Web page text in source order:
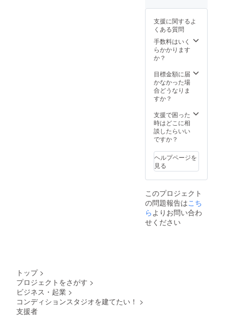
毎日を過ご
せるよう
に。
そのため
に、サロン
での施術や
レッスンに
とどまら
ず、地域の
イベントや
健康講座な
どにも積極
的に取り組
んでいま
す。
これから
も、長崎に
暮らす人た
んので
ご了承
くださ
い。 店
舗：大
橋駅周
道沿い
（詳細
な住所
にて共
有しま
す） 備
考欄に
の記載
をお願
い致し
ます。
にて公
式LINE
へ案内
させて
いただ
舗：大
辺 新
浦上街
道沿い
（詳細
な住所
ご連絡
にて共
有しま
す） 備
お名前
の記載
をお願
い致し
会議日
程が決
まり次
第ご案
ていた
だきま
す。
支援に関するよ
くある質問
手数料はいく
らかかります
か？
目標金額に届
かなかった場
合どうなりま
すか？
支援で困った
時はどこに相
談したらいい
ですか？
ヘルプページを
見る
このプロジェクト
の問題報告はこち
らよりお問い合わ
せください
トップ >
プロジェクトをさがす >
ビジネス・起業 >
コンディションスタジオを建てたい！ >
支援者